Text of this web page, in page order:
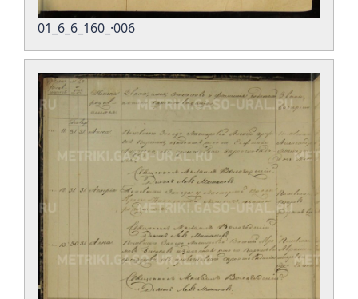
01_6_6_160_·006